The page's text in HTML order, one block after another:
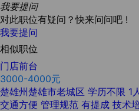
我要提问
对此职位有疑问？快来问问吧 !
我要提问
相似职位
门店前台
3000-4000元
楚雄州楚雄市老城区 学历不限 1人
交通方便 管理规范 有提成 技术